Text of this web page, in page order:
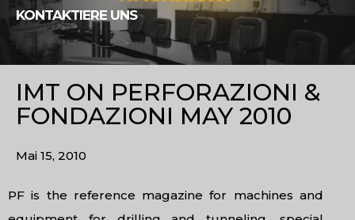
KONTAKTIERE UNS
IMT ON PERFORAZIONI &
FONDAZIONI MAY 2010
Mai 15, 2010
PF is the reference magazine for machines and